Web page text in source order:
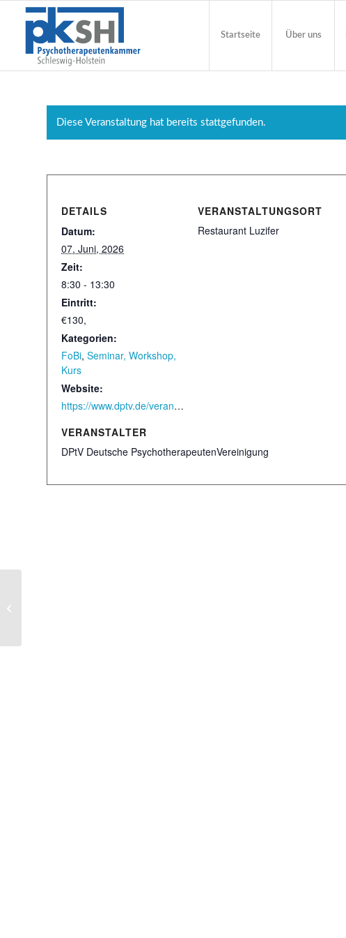
Startseite Über uns
Diese Veranstaltung hat bereits stattgefunden.
DETAILS
Datum:
07. Juni, 2026
Zeit:
8:30 - 13:30
Eintritt:
€130,
Kategorien:
FoBi, Seminar, Workshop,
Kurs
Website:
https://www.dptv.de/veranstaltungen/veranstaltungskalender/termin/26-63_verordnungsbefugnisse-fuer-psychotherapeutinnen-was-soll-ich-damit/
VERANSTALTUNGSORT
Restaurant Luzifer
VERANSTALTER
DPtV Deutsche PsychotherapeutenVereinigung